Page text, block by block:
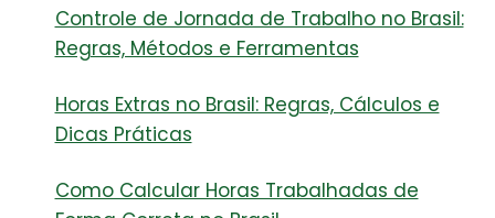
Controle de Jornada de Trabalho no Brasil:
Regras, Métodos e Ferramentas
Horas Extras no Brasil: Regras, Cálculos e
Dicas Práticas
Como Calcular Horas Trabalhadas de